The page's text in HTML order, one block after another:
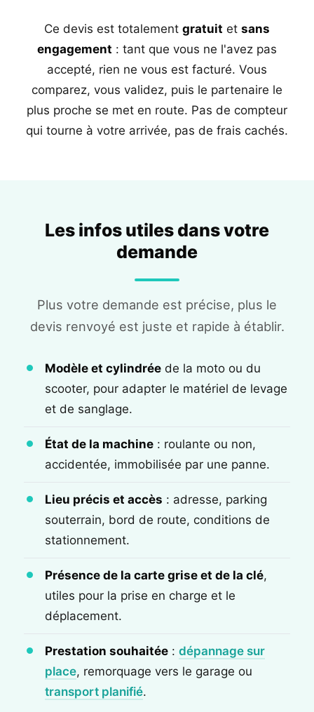
Ce devis est totalement gratuit et sans
engagement : tant que vous ne l'avez pas
accepté, rien ne vous est facturé. Vous
comparez, vous validez, puis le partenaire le
plus proche se met en route. Pas de compteur
qui tourne à votre arrivée, pas de frais cachés.
Les infos utiles dans votre
demande
Plus votre demande est précise, plus le
devis renvoyé est juste et rapide à établir.
Modèle et cylindrée de la moto ou du
scooter, pour adapter le matériel de levage
et de sanglage.
État de la machine : roulante ou non,
accidentée, immobilisée par une panne.
Lieu précis et accès : adresse, parking
souterrain, bord de route, conditions de
stationnement.
Présence de la carte grise et de la clé,
utiles pour la prise en charge et le
déplacement.
Prestation souhaitée : dépannage sur
place, remorquage vers le garage ou
transport planifié.